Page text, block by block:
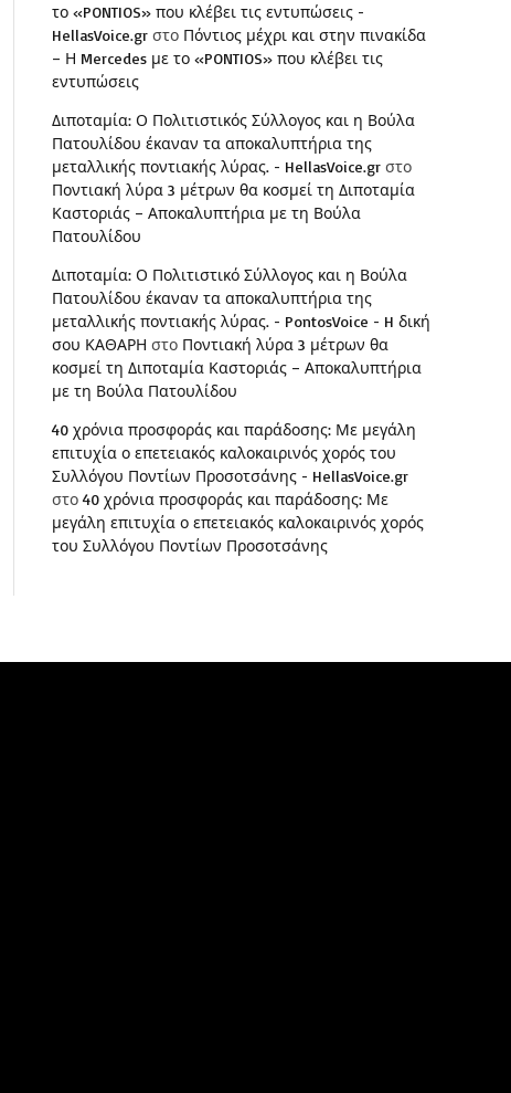
το «PONTIOS» που κλέβει τις εντυπώσεις -
HellasVoice.gr στο Πόντιος μέχρι και στην πινακίδα
– Η Mercedes με το «PONTIOS» που κλέβει τις
εντυπώσεις
Διποταμία: Ο Πολιτιστικός Σύλλογος και η Βούλα
Πατουλίδου έκαναν τα αποκαλυπτήρια της
μεταλλικής ποντιακής λύρας. - HellasVoice.gr στο
Ποντιακή λύρα 3 μέτρων θα κοσμεί τη Διποταμία
Καστοριάς – Αποκαλυπτήρια με τη Βούλα
Πατουλίδου
Διποταμία: Ο Πολιτιστικό Σύλλογος και η Βούλα
Πατουλίδου έκαναν τα αποκαλυπτήρια της
μεταλλικής ποντιακής λύρας. - PontosVoice - H δική
σου ΚΑΘΑΡΗ στο Ποντιακή λύρα 3 μέτρων θα
κοσμεί τη Διποταμία Καστοριάς – Αποκαλυπτήρια
με τη Βούλα Πατουλίδου
40 χρόνια προσφοράς και παράδοσης: Με μεγάλη
επιτυχία ο επετειακός καλοκαιρινός χορός του
Συλλόγου Ποντίων Προσοτσάνης - HellasVoice.gr
στο 40 χρόνια προσφοράς και παράδοσης: Με
μεγάλη επιτυχία ο επετειακός καλοκαιρινός χορός
του Συλλόγου Ποντίων Προσοτσάνης